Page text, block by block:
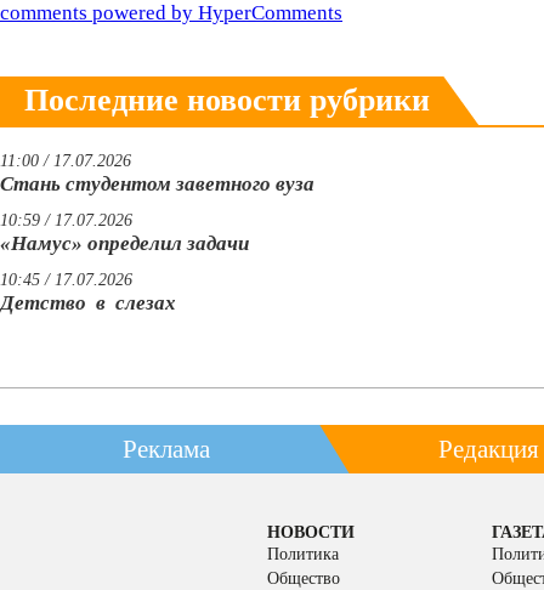
comments powered by HyperComments
Последние новости рубрики
11:00 / 17.07.2026
Стань студентом заветного вуза
10:59 / 17.07.2026
«Намус» определил задачи
10:45 / 17.07.2026
Детство в слезах
Реклама Редакция
НОВОСТИ
Политика
Общество